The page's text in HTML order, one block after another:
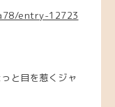
entry-12723
と目を惹くジャ